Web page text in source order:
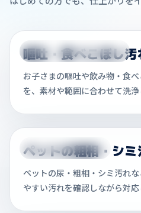
VOMIT / FOOD STAINS
嘔吐・食べこぼし汚
お子さまの嘔吐や飲み物・食
を、素材や範囲に合わせて洗浄
PET / STAIN CARE
ペットの粗相・シミ
ペットの尿・粗相・シミ汚れ
やすい汚れを確認しながら対応